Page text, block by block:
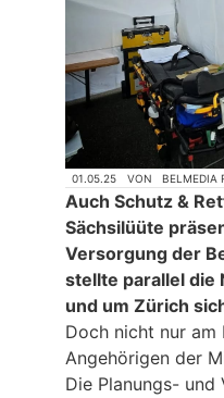
01.05.25 VON BELMEDIA
Auch Schutz &
Sächsilüüte
Versorgung der
stellte parallel die
und um Zürich
Doch nicht nur am
Angehörigen der
Die Planungs-